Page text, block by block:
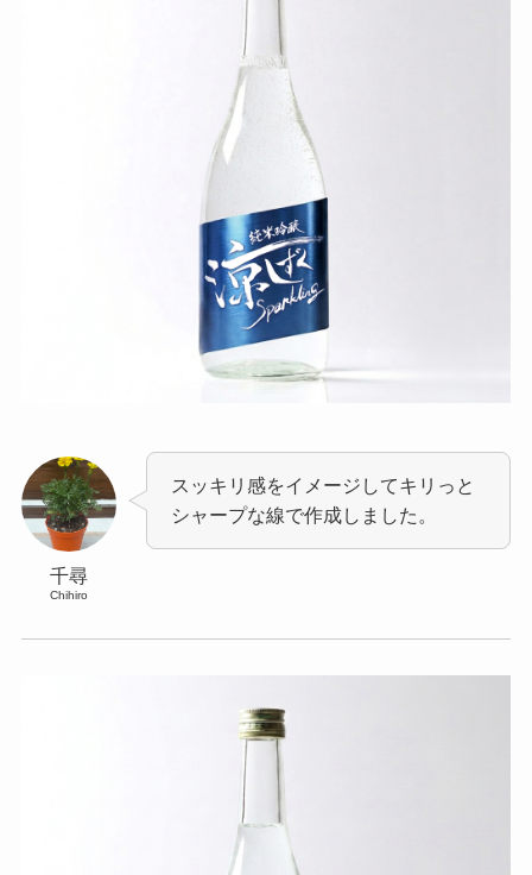
千尋
Chihiro
スッキリ感をイメージしてキリっと
シャープな線で作成しました。